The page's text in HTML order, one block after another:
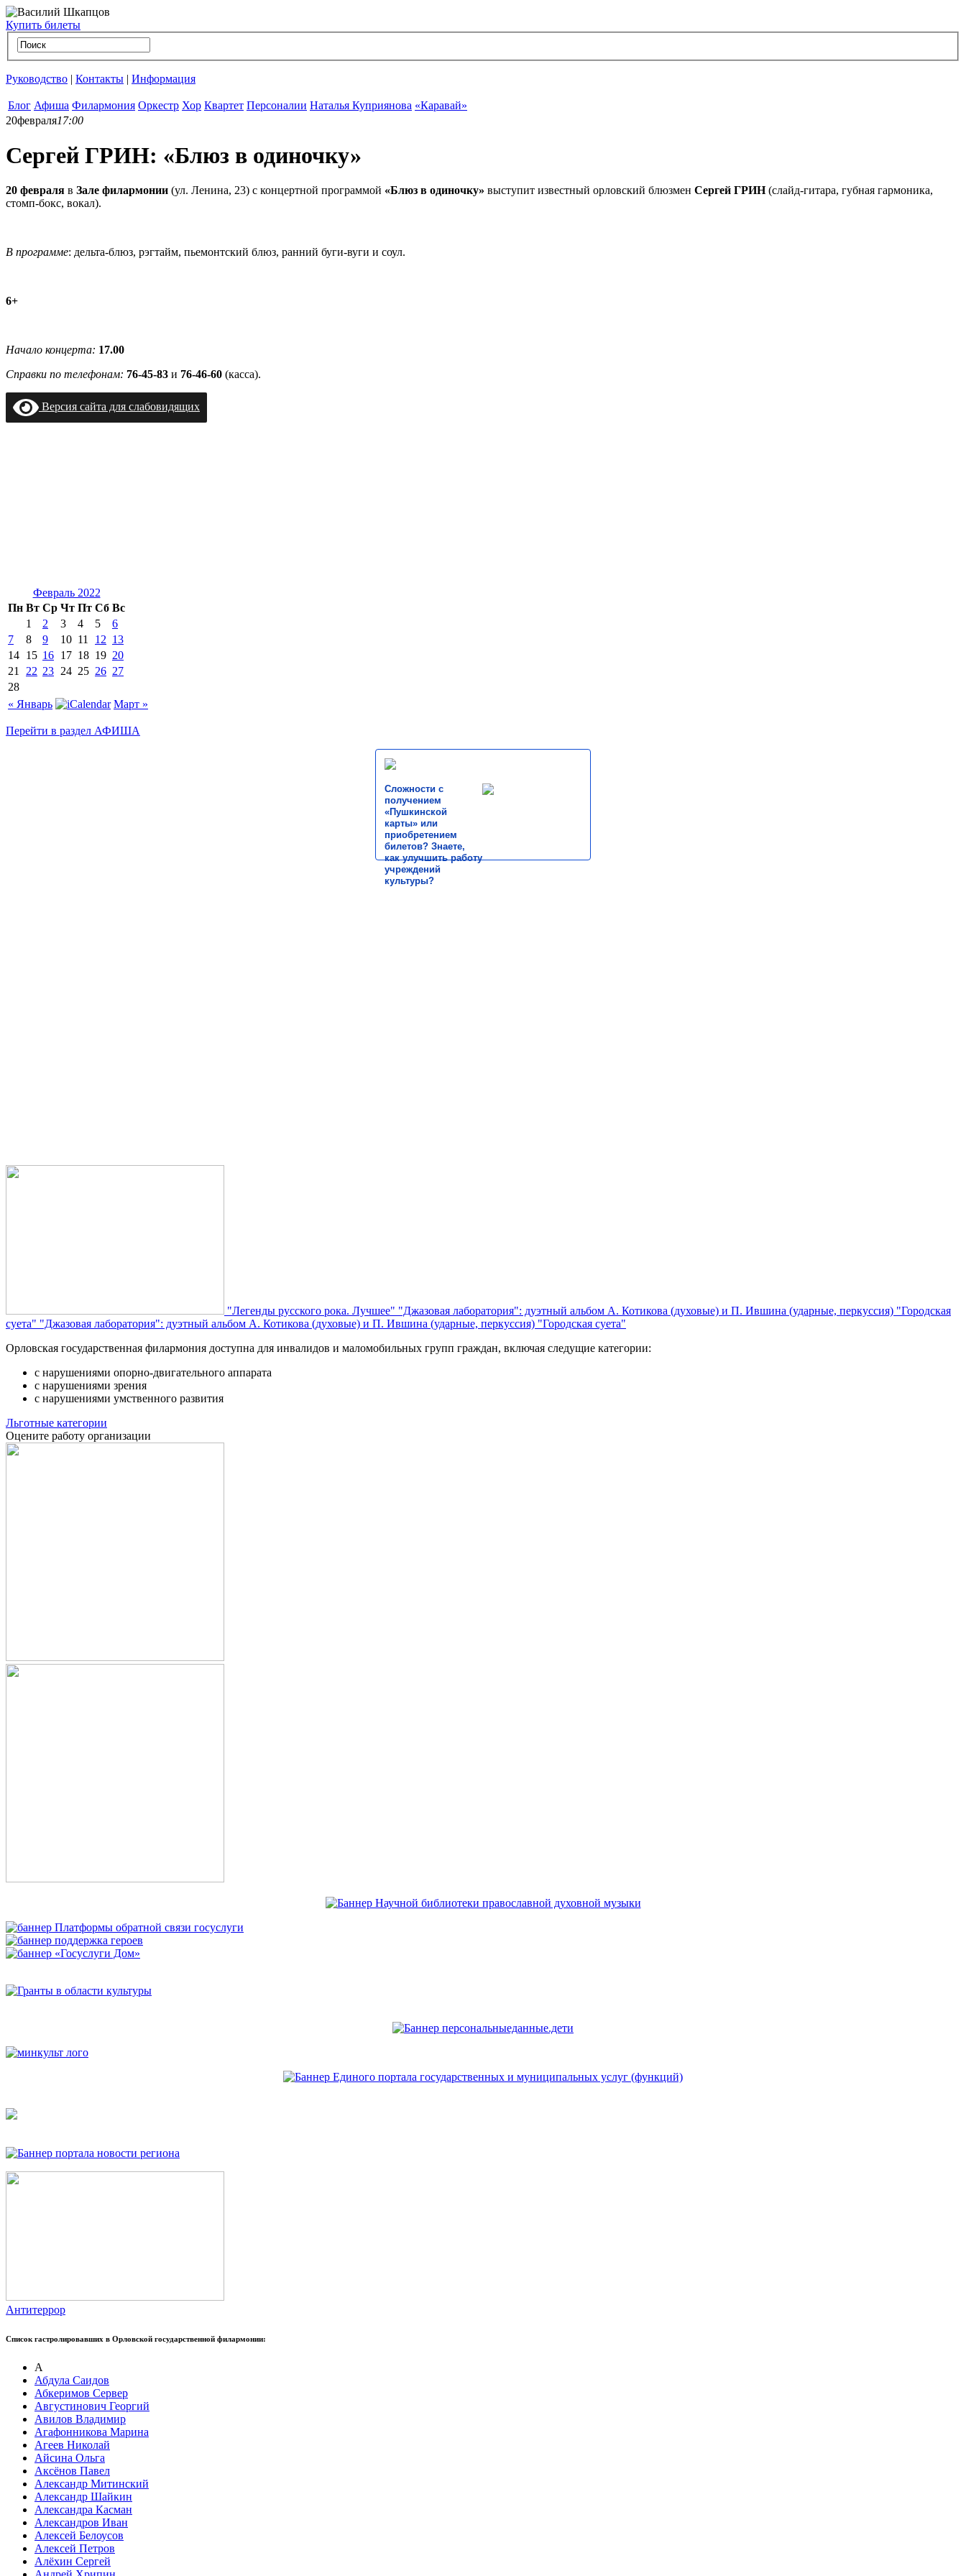
Купить билеты
Руководство | Контакты | Информация
Блог Афиша Филармония Оркестр Хор Квартет Персоналии Наталья Куприянова «Каравай»
20февраля17:00
Сергей ГРИН: «Блюз в одиночку»
20 февраля в Зале филармонии (ул. Ленина, 23) с концертной программой «Блюз в одиночку» выступит известный орловский блюзмен Сергей ГРИН(слайд-гитара, губная гармоника,
стомп-бокс, вокал).
В программе: дельта-блюз, рэгтайм, пьемонтский блюз, ранний буги-вуги и соул.
6+
Начало концерта: 17.00
Справки по телефонам: 76-45-83 и 76-46-60 (касса).
Версия сайта для слабовидящих
Февраль 2022
Пн Вт Ср Чт Пт Сб Вс
1
2 3 4 5
6
7
8 9 10 11 12 13
14 15 16 17 18 19 20
21 22 23 24 25 26 27
28
« Январь
Март »
Перейти в раздел АФИША
Сложности с
получением
«Пушкинской
карты» или
приобретением
билетов? Знаете,
как улучшить работу
учреждений
культуры?
"Легенды русского рока. Лучшее" "Джазовая лаборатория": дуэтный альбом А. Котикова (духовые) и П. Ившина (ударные, перкуссия) "Городская
суета" "Джазовая лаборатория": дуэтный альбом А. Котикова (духовые) и П. Ившина (ударные, перкуссия) "Городская суета"
Орловская государственная филармония доступна для инвалидов и маломобильных групп граждан, включая следущие категории:
с нарушениями опорно-двигательного аппарата
с нарушениями зрения
с нарушениями умственного развития
Льготные категории
Оцените работу организации
Антитеррор
Список гастролировавших в Орловской государственной филармонии:
А
Абдула Саидов
Абкеримов Сервер
Августинович Георгий
Авилов Владимир
Агафонникова Марина
Агеев Николай
Айсина Ольга
Аксёнов Павел
Александр Митинский
Александр Шайкин
Александра Касман
Александров Иван
Алексей Белоусов
Алексей Петров
Алёхин Сергей